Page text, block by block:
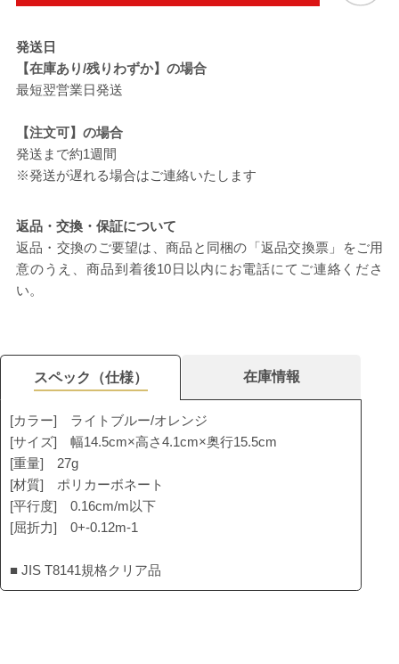
発送日
【在庫あり/残りわずか】の場合
最短翌営業日発送
【注文可】の場合
発送まで約1週間
※発送が遅れる場合はご連絡いたします
返品・交換・保証について
返品・交換のご要望は、商品と同梱の「返品交換票」をご用
意のうえ、商品到着後10日以内にお電話にてご連絡くださ
い。
スペック（仕様） 在庫情報
[カラー] ライトブルー/オレンジ
[サイズ] 幅14.5cm×高さ4.1cm×奥行15.5cm
[重量] 27g
[材質] ポリカーボネート
[平行度] 0.16cm/m以下
[屈折力] 0+-0.12m-1
■ JIS T8141規格クリア品